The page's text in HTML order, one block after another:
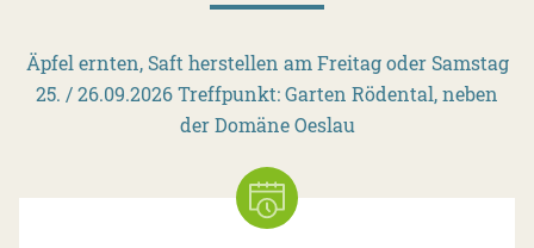
Äpfel ernten, Saft herstellen am Freitag oder Samstag
25. / 26.09.2026 Treffpunkt: Garten Rödental, neben
der Domäne Oeslau